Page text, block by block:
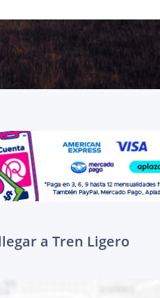
a Tren Ligero